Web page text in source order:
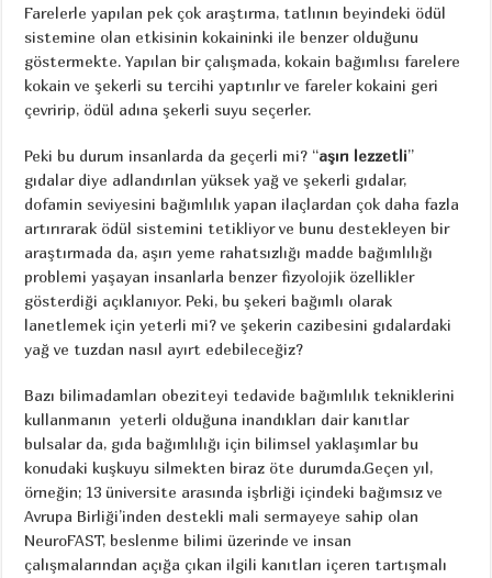
Farelerle yapılan pek çok araştırma, tatlının beyindeki ödül
sistemine olan etkisinin kokaininki ile benzer olduğunu
göstermekte. Yapılan bir çalışmada, kokain bağımlısı farelere
kokain ve şekerli su tercihi yaptırılır ve fareler kokaini geri
çevririp, ödül adına şekerli suyu seçerler.
Peki bu durum insanlarda da geçerli mi? “aşırı lezzetli”
gıdalar diye adlandırılan yüksek yağ ve şekerli gıdalar,
dofamin seviyesini bağımlılık yapan ilaçlardan çok daha fazla
artırırarak ödül sistemini tetikliyor ve bunu destekleyen bir
araştırmada da, aşırı yeme rahatsızlığı madde bağımlılığı
problemi yaşayan insanlarla benzer fizyolojik özellikler
gösterdiği açıklanıyor. Peki, bu şekeri bağımlı olarak
lanetlemek için yeterli mi? ve şekerin cazibesini gıdalardaki
yağ ve tuzdan nasıl ayırt edebileceğiz?
Bazı bilimadamları obeziteyi tedavide bağımlılık tekniklerini
kullanmanın yeterli olduğuna inandıkları dair kanıtlar
bulsalar da, gıda bağımlılığı için bilimsel yaklaşımlar bu
konudaki kuşkuyu silmekten biraz öte durumda.Geçen yıl,
örneğin; 13 üniversite arasında işbrliği içindeki bağımsız ve
Avrupa Birliği’inden destekli mali sermayeye sahip olan
NeuroFAST, beslenme bilimi üzerinde ve insan
çalışmalarından açığa çıkan ilgili kanıtları içeren tartışmalı